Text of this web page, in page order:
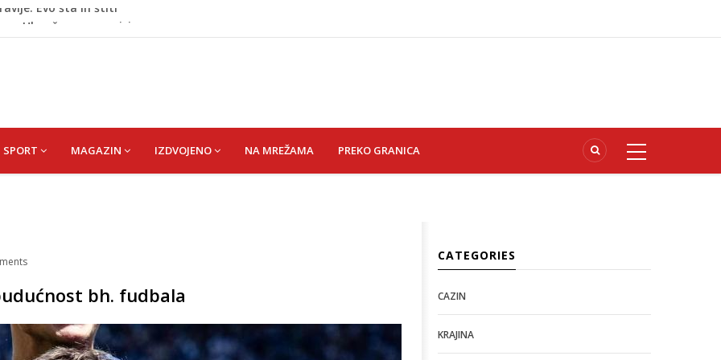
Uhapšen na granici
razočarao navijače iz BiH
Evo šta ih štiti
SPORT MAGAZIN IZDVOJENO NA MREŽAMA PREKO GRANICA
bh. fudbala
CATEGORIES
CAZIN
KRAJINA